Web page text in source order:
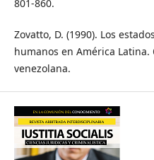
801-860.
Zovatto, D. (1990). Los
humanos en América Latina.
venezolana.